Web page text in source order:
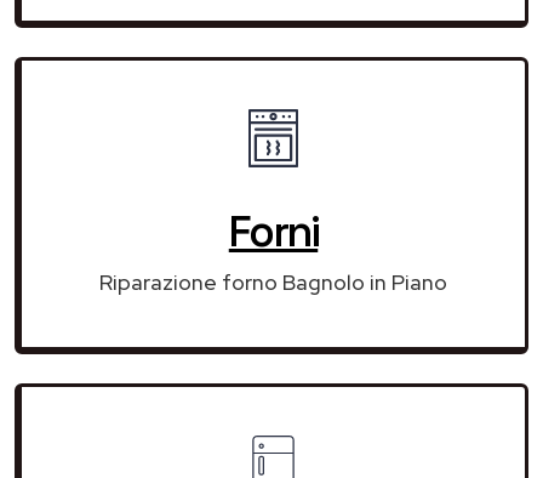
Forni
Riparazione forno Bagnolo in Piano